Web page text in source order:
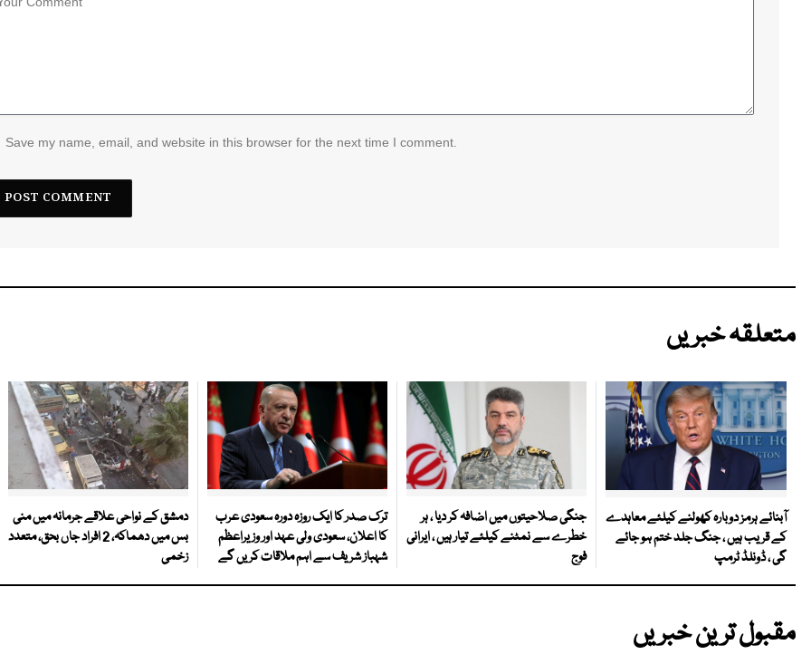
Save my name, email, and website in this browser for the next time I comment.
متعلقہ خبریں
آبنائے ہرمز دوبارہ کھولنے کیلئے معاہدے
کے قریب ہیں ، جنگ جلد ختم ہو جائے
گی ، ڈونلڈ ٹرمپ
جنگی صلاحیتوں میں اضافہ کر دیا ، ہر
خطرے سے نمٹنے کیلئے تیار ہیں ، ایرانی
فوج
ترک صدر کا ایک روزہ دورہ سعودی عرب
کا اعلان، سعودی ولی عہد اور وزیراعظم
شہباز شریف سے اہم ملاقات کریں گے
دمشق کے نواحی علاقے جرمانہ میں منی
بس میں دھماکہ، 2 افراد جاں بحق، متعدد
زخمی
مقبول ترین خبریں